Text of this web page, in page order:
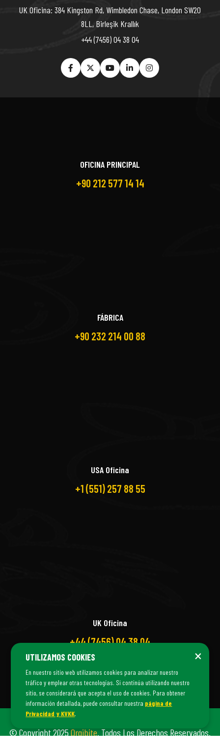
UK Oficina: 384 Kingston Rd, Wimbledon Chase, London SW20
8LL, Birleşik Krallık
+44 (7456) 04 38 04
OFICINA PRINCIPAL
+90 212 577 14 14
FÁBRICA
+90 232 214 00 88
USA Oficina
+1 (551) 257 88 55
UK Oficina
+44 (7456) 04 38 04
© Copyright 2025Orgibite. Todos Los Derechos Reservados.
×
UTILIZAMOS COOKIES
En nuestro sitio web utilizamos cookies para analizar nuestro
tráfico y emplear otras tecnologías. Si continúa utilizando nuestro
sitio, se considerará que acepta el uso de cookies. Para obtener
información detallada, puede consultar nuestra página de
Privacidad y KVKK.